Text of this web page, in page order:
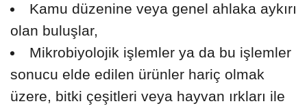
Kamu düzenine veya genel ahlaka aykırı
olan buluşlar,
Mikrobiyolojik işlemler ya da bu işlemler
sonucu elde edilen ürünler hariç olmak
üzere, bitki çeşitleri veya hayvan ırkları ile